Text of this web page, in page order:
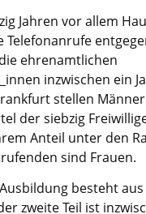
Jahren vor allem
Telefonanrufe
ehrenamtlichen
inzwischen ein
stellen
der siebzig
Anteil unter den
sind Frauen.
besteht aus
zweite Teil ist